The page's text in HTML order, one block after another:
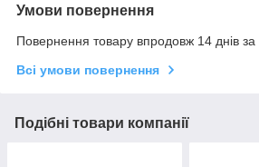
Умови повернення
Повернення товару впродовж 14 днів за
Всі умови повернення
Подібні товари компанії